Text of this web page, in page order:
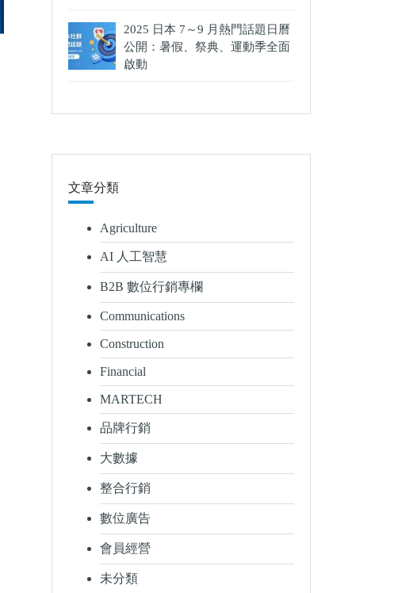
2025 日本 7～9 月熱門話題日曆
公開：暑假、祭典、運動季全面
啟動
文章分類
Agriculture
AI 人工智慧
B2B 數位行銷專欄
Communications
Construction
Financial
MARTECH
品牌行銷
大數據
整合行銷
數位廣告
會員經營
未分類